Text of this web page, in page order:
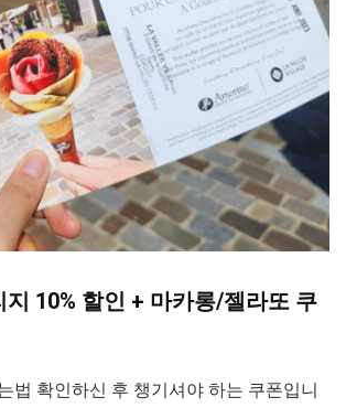
지 10% 할인 + 마카롱/젤라또 쿠
법 확인하신 후 챙기셔야 하는 쿠폰입니